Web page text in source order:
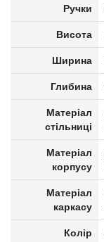
Ручки
Висота
Ширина
Глибина
Матеріал
стільниці
Матеріал
корпусу
Матеріал
каркасу
Колір